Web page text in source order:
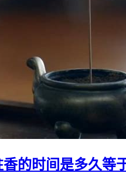
香的时间是多久等